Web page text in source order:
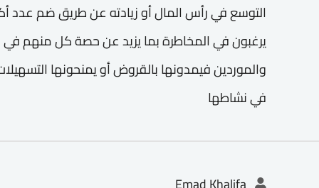
التوسع في رأس المال أو زيادته عن طريق ضم عدد
يرغبون في المخاطرة بما يزيد عن حصة كل منهم في
والموردين فيمدونها بالقروض أو يمنحونها
في نشاطها